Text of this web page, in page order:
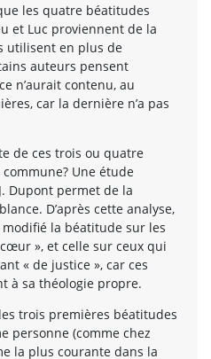
les quatre béatitudes
et Luc proviennent de la
utilisent en plus de
auteurs pensent
n’aurait contenu, au
car la dernière n’a pas
de ces trois ou quatre
Une étude
Dupont permet de la
D’après cette analyse,
la béatitude sur les
», et celle sur ceux qui
« de justice », car ces
à sa théologie propre.
trois premières béatitudes
personne (comme chez
la plus courante dans la